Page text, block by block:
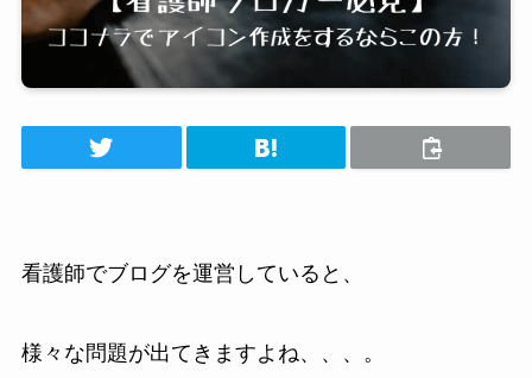
看護師でブログを運営していると、
様々な問題が出てきますよね、、、。